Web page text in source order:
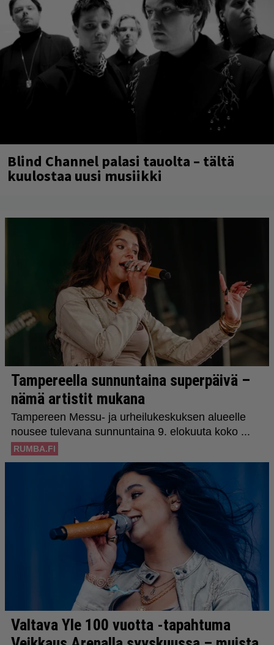
Blind Channel palasi tauolta – tältä
kuulostaa uusi musiikki